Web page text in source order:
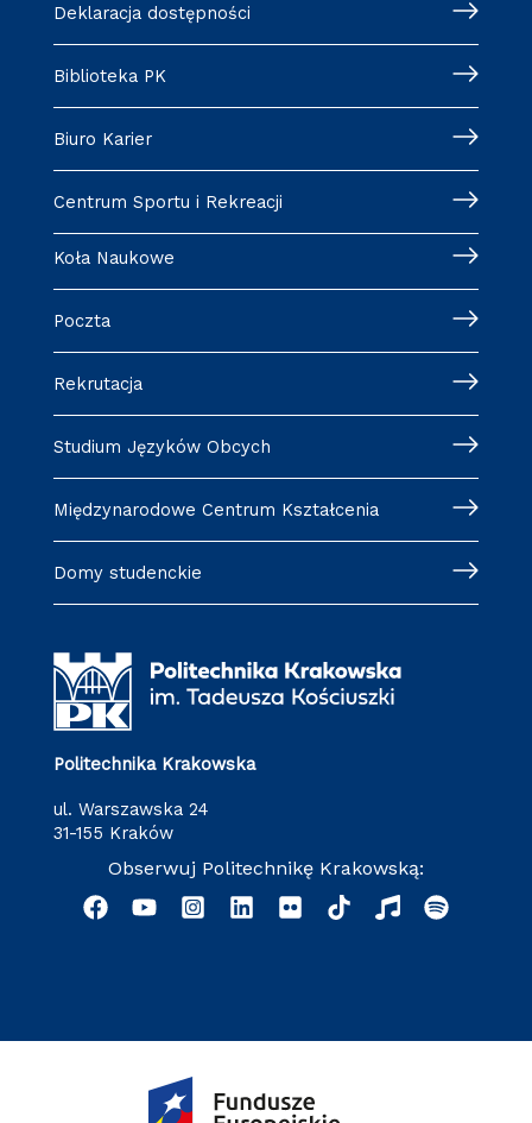
Deklaracja dostępności
Biblioteka PK
Biuro Karier
Centrum Sportu i Rekreacji
Koła Naukowe
Poczta
Rekrutacja
Studium Języków Obcych
Międzynarodowe Centrum Kształcenia
Domy studenckie
Politechnika Krakowska
ul. Warszawska 24
31-155 Kraków
Obserwuj Politechnikę Krakowską: